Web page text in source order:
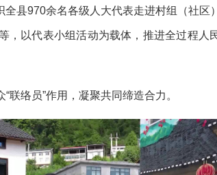
全县970余名各级人大代表走进村组（社区
，以代表小组活动为载体，推进全过程人
联络员”作用，凝聚共同缔造合力。